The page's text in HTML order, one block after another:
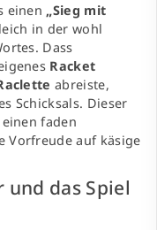
einen „Sieg mit
in der wohl
Dass
Racket
abreiste,
Schicksals. Dieser
faden
Vorfreude auf käsige
das Spiel